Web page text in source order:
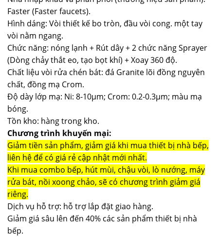
Faster (Faster faucets).
Hình dáng: Vòi thiết kế bo tròn, đầu vòi cong. một tay
vòi nằm ngang.
Chức năng: nóng lạnh + Rút dây + 2 chức năng Sprayer
(Dòng chảy thắt eo, tạo bọt khí) + Xoay 360 độ.
Chất liệu vòi rửa chén bát: đá Granite lõi đồng nguyên
chất, đồng mạ Crom.
Độ dày lớp mạ: Ni: 8-10µm; Crom: 0.2-0.3µm; màu mạ
bóng.
Tồn kho: hàng trong kho.
Chương trình khuyến mại:
Giảm tiền sản phẩm, giảm giá khi mua thiết bị nhà bếp,
liên hệ để có giá rẻ cập nhật mới nhất.
Khi mua combo bếp, hút mùi, chậu vòi, lò nướng, máy
rửa bát, nồi xoong chảo, sẽ có chương trình giảm giá
riêng.
Dịch vụ hỗ trợ: hỗ trợ lắp đặt giao hàng.
Giảm giá sâu lên đến 40% các sản phẩm thiết bị nhà
bếp.